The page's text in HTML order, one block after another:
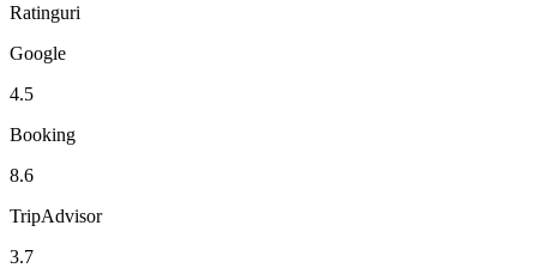
Ratinguri
Google
4.5
Booking
8.6
TripAdvisor
3.7